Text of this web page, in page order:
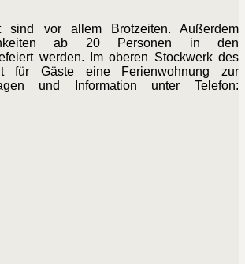
sind vor allem Brotzeiten. Außerdem
ab 20 Personen in den
werden. Im oberen Stockwerk des
für Gäste eine Ferienwohnung zur
und Information unter Telefon: